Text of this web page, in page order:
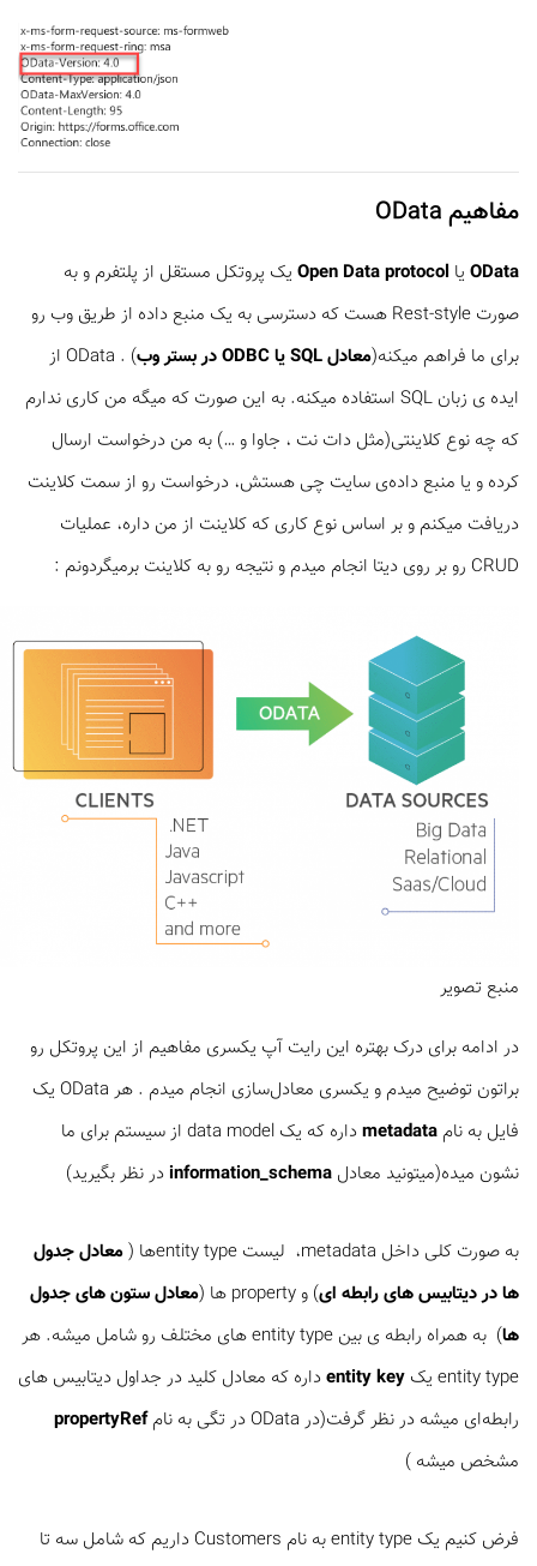
مفاهیم OData
OData یا Open Data protocolیک پروتکل مستقل از پلتفرم و به
صورت Rest-style هست که دسترسی به یک منبع داده از طریق وب رو
برای ما فراهم میکنه(معادل SQL یا ODBC در بستر وب
) . OData از
ایده ی زبان SQL استفاده میکنه. به این صورت که میگه من کاری ندارم
که چه نوع کلاینتی(مثل دات نت ، جاوا و …) به من درخواست ارسال
کرده و یا منبع داده‌ی سایت چی هستش، درخواست رو از سمت کلاینت
دریافت میکنم و بر اساس نوع کاری که کلاینت از من داره، عملیات
CRUD رو بر روی دیتا انجام میدم و نتیجه رو به کلاینت برمیگردونم :
منبع تصویر
در ادامه برای درک بهتره این رایت آپ یکسری مفاهیم از این پروتکل رو
براتون توضیح میدم و یکسری معادل‌سازی انجام میدم . هر OData یک
فایل به نام metadata
داره که یک data model از سیستم برای ما
نشون میده(میتونید معادل information_schemaدر نظر بگیرید)
به صورت کلی داخل metadata،‌ لیست entity type‌ها (
معادل جدول
ها در دیتابیس های رابطه ای) و property ها (
معادل ستون های جدول
ها
) به همراه رابطه ی بین entity type های مختلف رو شامل میشه. هر
entity type یک
entity keyداره که معادل کلید در جداول دیتابیس های
رابطه‌ای میشه در نظر گرفت(در OData در تگی به نام
propertyRef
مشخص میشه )
فرض کنیم یک entity type به نام Customers داریم که شامل سه تا